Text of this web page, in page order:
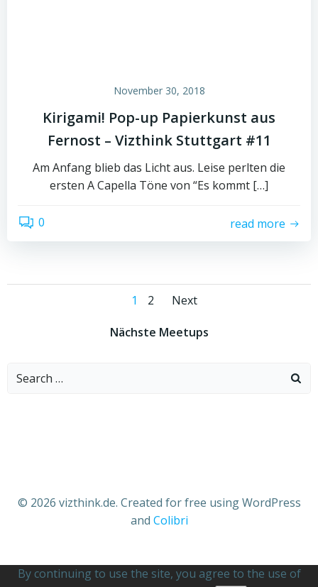
November 30, 2018
Kirigami! Pop-up Papierkunst aus
Fernost – Vizthink Stuttgart #11
Am Anfang blieb das Licht aus. Leise perlten die
ersten A Capella Töne von “Es kommt […]
0 read more
Posts
navigation
Page
1 Page
2
Posts
navigation
Next
Nächste Meetups
Search
© 2026 vizthink.de. Created for free using WordPress
and Colibri
By continuing to use the site, you agree to the use of